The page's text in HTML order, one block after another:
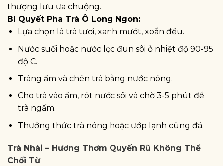
thượng lưu ưa chuộng.
Bí Quyết Pha Trà Ô Long Ngon:
Lựa chọn lá trà tươi, xanh mướt, xoắn đều.
Nước suối hoặc nước lọc đun sôi ở nhiệt độ 90-95
độ C.
Tráng ấm và chén trà bằng nước nóng.
Cho trà vào ấm, rót nước sôi và chờ 3-5 phút để
trà ngấm.
Thưởng thức trà nóng hoặc ướp lạnh cùng đá.
Trà Nhài – Hương Thơm Quyến Rũ Không Thể
Chối Từ